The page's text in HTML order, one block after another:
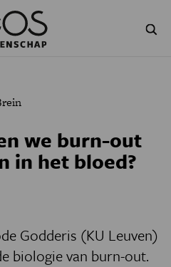
GESCHIEDENIS
we burn-out
in het bloed?
Godderis (KU Leuven)
biologie van burn-out.